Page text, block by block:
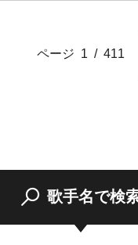
ページ 1 / 411
歌手名で検